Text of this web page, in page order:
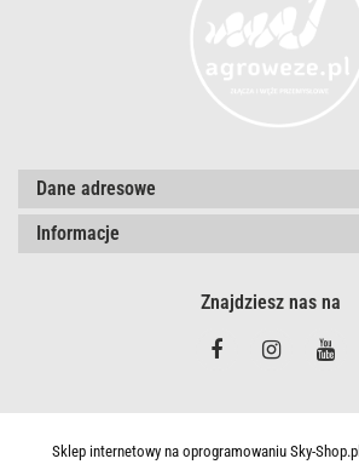
Dane adresowe
Informacje
Znajdziesz nas na
Sklep internetowy na oprogramowaniu Sky-Shop.pl